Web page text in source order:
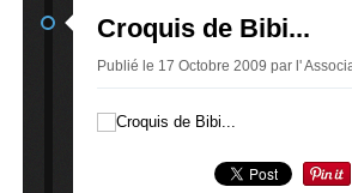
Croquis de Bibi...
Publié le 17 Octobre 2009 par l'